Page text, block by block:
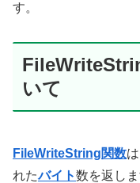
す。
いて
FileWriteString関数
れたバイト数を返しま